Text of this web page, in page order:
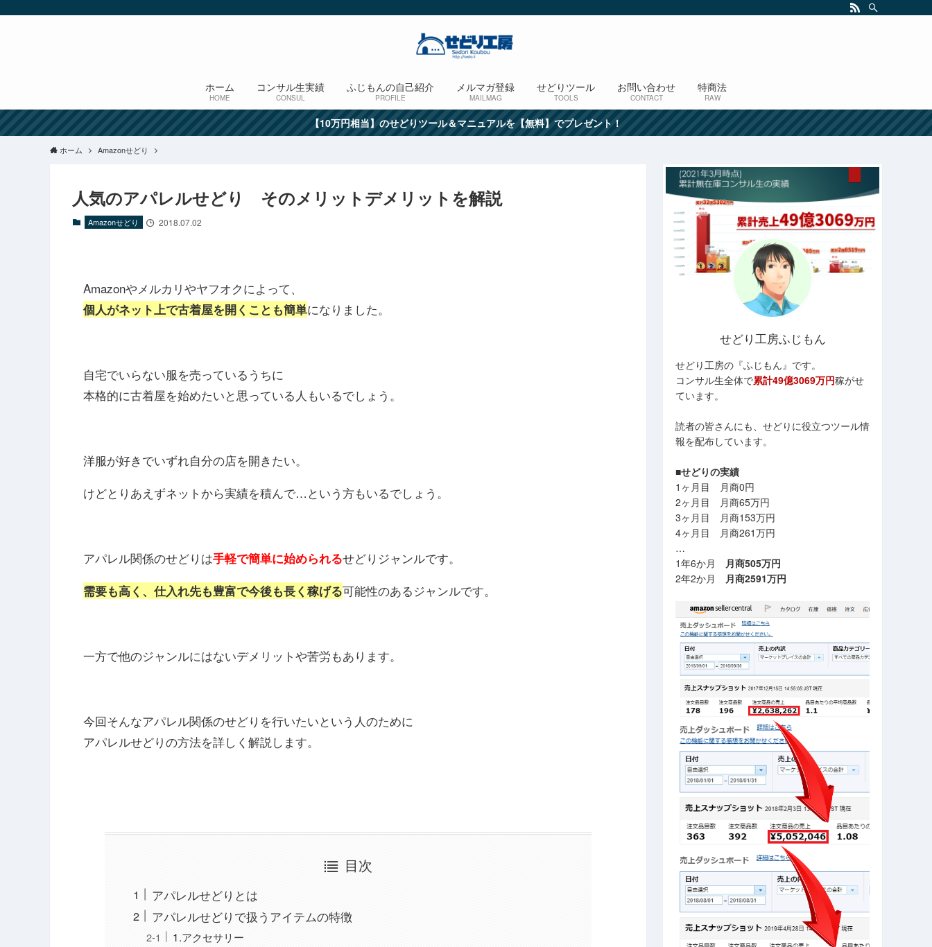
ホーム
HOME
コンサル生実績
CONSUL
ふじもんの自己紹介
PROFILE
メルマガ登録
MAILMAG
せどりツール
TOOLS
お問い合わせ
CONTACT
特商法
RAW
【10万円相当】のせどりツール＆マニュアルを【無料】でプレゼント！
ホーム Amazonせどり
人気のアパレルせどり そのメリットデメリットを解説
Amazonせどり 2018.07.02
Amazonやメルカリやヤフオクによって、
個人がネット上で古着屋を開くことも簡単になりました。
自宅でいらない服を売っているうちに
本格的に古着屋を始めたいと思っている人もいるでしょう。
洋服が好きでいずれ自分の店を開きたい。
けどとりあえずネットから実績を積んで…という方もいるでしょう。
アパレル関係のせどりは手軽で簡単に始められるせどりジャンルです。
需要も高く、仕入れ先も豊富で今後も長く稼げる可能性のあるジャンルです。
一方で他のジャンルにはないデメリットや苦労もあります。
今回そんなアパレル関係のせどりを行いたいという人のために
アパレルせどりの方法を詳しく解説します。
目次
アパレルせどりとは
アパレルせどりで扱うアイテムの特徴
1.アクセサリー
せどり工房ふじもん
せどり工房の『ふじもん』です。
コンサル生全体で累計49億3069万円稼がせ
ています。
読者の皆さんにも、せどりに役立つツール情
報を配布しています。
■せどりの実績
1ヶ月目 月商0円
2ヶ月目 月商65万円
3ヶ月目 月商153万円
4ヶ月目 月商261万円
…
1年6か月 月商505万円
2年2か月 月商2591万円